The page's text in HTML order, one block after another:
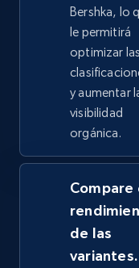
2.4K+
Google
web using
URL, Product id,
Rating, Reviews
more.
2.4K+
Bershka, lo
le permitirá
optimizar las
y aumentar
visibilidad
orgánica.
Compare
de las
variantes.